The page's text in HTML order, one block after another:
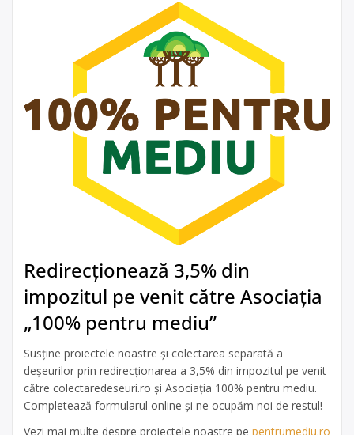
Redirecționează 3,5% din
impozitul pe venit către Asociația
„100% pentru mediu”
Susține proiectele noastre și colectarea separată a
deșeurilor prin redirecționarea a 3,5% din impozitul pe venit
către colectaredeseuri.ro și Asociația 100% pentru mediu.
Completează formularul online și ne ocupăm noi de restul!
Vezi mai multe despre proiectele noastre pe pentrumediu.ro